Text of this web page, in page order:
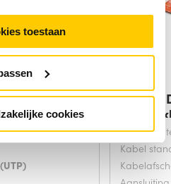
toestaan
cookies
B
Digitus
Kabel